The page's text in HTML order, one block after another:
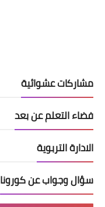
مشاركات عشوائية
فضاء التعلم عن بعد
الادارة التربوية
سؤال وجواب عن كورونا